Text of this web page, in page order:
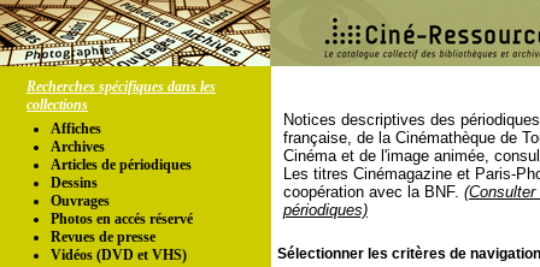
Recherches spécifiques dans les
collections
Affiches
Archives
Articles de périodiques
Dessins
Ouvrages
Photos en accés réservé
Revues de presse
Vidéos (DVD et VHS)
Notices descriptives des
française, de la Cinémathèque de
Cinéma et de l'image animée,
Les titres Cinémagazine et Paris-
coopération avec la BNF.
périodiques)
Sélectionner les critères de